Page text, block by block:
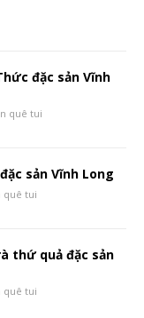
đặc sản Vĩnh
quê tui
sản Vĩnh Long
quê tui
thứ quả đặc sản
quê tui